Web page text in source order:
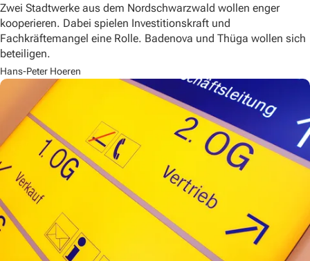
Zwei Stadtwerke aus dem Nordschwarzwald wollen enger
kooperieren. Dabei spielen Investitionskraft und
Fachkräftemangel eine Rolle. Badenova und Thüga wollen sich
beteiligen.
Hans-Peter Hoeren